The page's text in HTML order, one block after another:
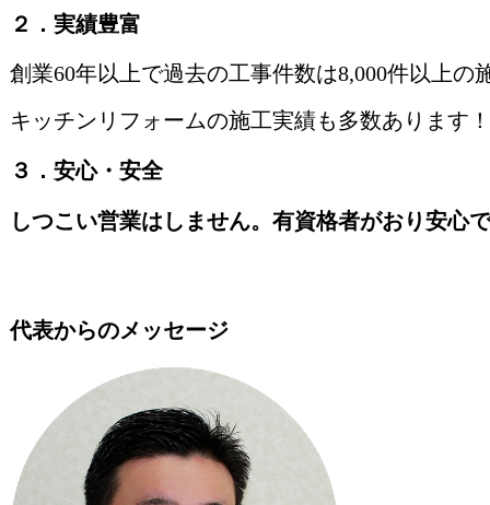
２．実績豊富
創業60年以上で過去の工事件数は8,000件以上の
キッチンリフォームの施工実績も多数あります！
３．安心・安全
しつこい営業はしません。有資格者がおり安心
代表からのメッセージ